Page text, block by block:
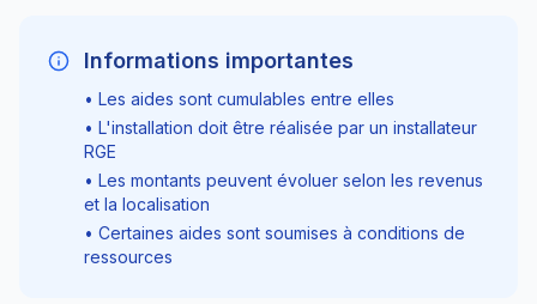
Informations importantes
• Les aides sont cumulables entre elles
• L'installation doit être réalisée par un installateur
RGE
• Les montants peuvent évoluer selon les revenus
et la localisation
• Certaines aides sont soumises à conditions de
ressources